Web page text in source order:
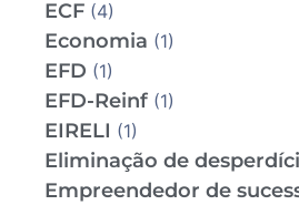
ECF (4)
Economia (1)
EFD (1)
EFD-Reinf (1)
EIRELI (1)
Eliminação de
Empreendedor de